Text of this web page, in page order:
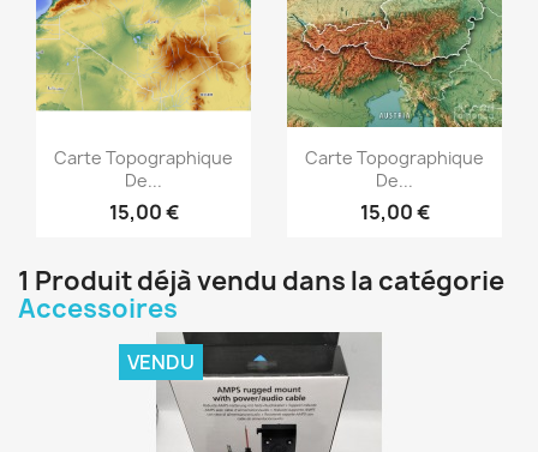
Aperçu rapide
Carte Topographique
De...
15,00 €
Aperçu rapide
Carte Topographique
De...
15,00 €
1 Produit déjà vendu dans la catégorie
Accessoires
VENDU